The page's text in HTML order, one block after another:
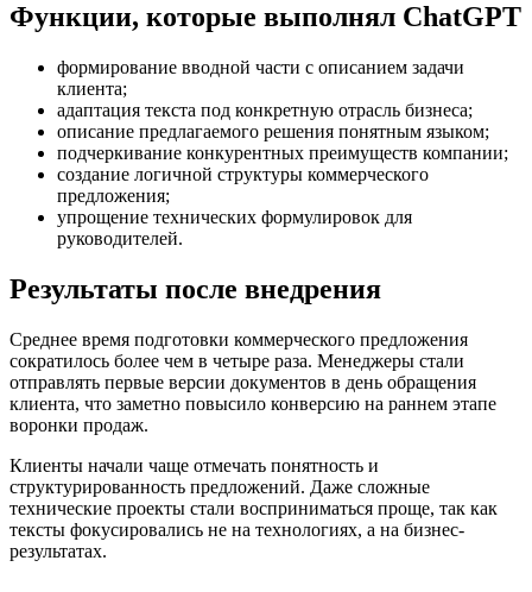
Функции, которые выполнял ChatGPT
формирование вводной части с описанием задачи
клиента;
адаптация текста под конкретную отрасль бизнеса;
описание предлагаемого решения понятным языком;
подчеркивание конкурентных преимуществ компании;
создание логичной структуры коммерческого
предложения;
упрощение технических формулировок для
руководителей.
Результаты после внедрения
Среднее время подготовки коммерческого предложения
сократилось более чем в четыре раза. Менеджеры стали
отправлять первые версии документов в день обращения
клиента, что заметно повысило конверсию на раннем этапе
воронки продаж.
Клиенты начали чаще отмечать понятность и
структурированность предложений. Даже сложные
технические проекты стали восприниматься проще, так как
тексты фокусировались не на технологиях, а на бизнес-
результатах.